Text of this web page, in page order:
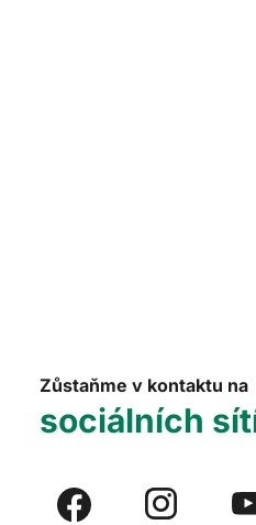
Zůstaňme v kontaktu na
sociálních